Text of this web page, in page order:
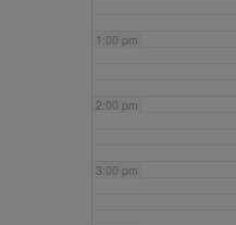
1:00 pm
2:00 pm
3:00 pm